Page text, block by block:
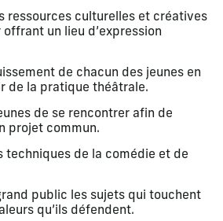
ressources culturelles et créatives
offrant un lieu d’expression
de chacun des jeunes en
de la pratique théâtrale.
de se rencontrer afin de
projet commun.
techniques de la comédie et de
public les sujets qui touchent
qu’ils défendent.